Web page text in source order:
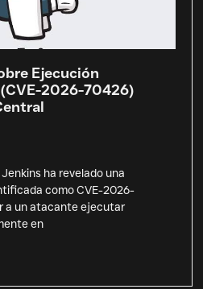
Ejecución
2026-70426)
ha revelado una
como CVE-2026-
a un atacante ejecutar
en